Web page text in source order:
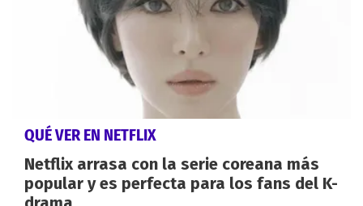
QUÉ VER EN NETFLIX
Netflix arrasa con la serie coreana más
popular y es perfecta para los fans del K-